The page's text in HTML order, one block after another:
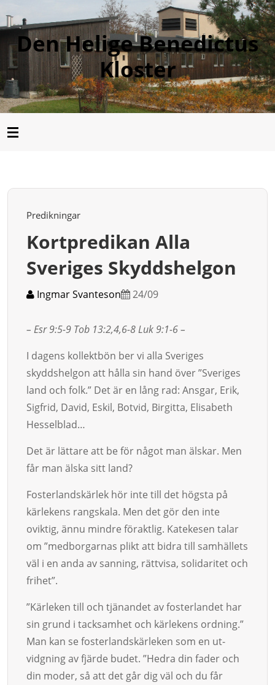
Den Helige Benedictus
Kloster
Predikningar
Kortpredikan Alla
Sveriges Skyddshelgon
Ingmar Svanteson 24/09
– Esr 9:5-9 Tob 13:2,4,6-8 Luk 9:1-6 –
I dagens kollektbön ber vi alla Sveriges
skyddshelgon att hål­la sin hand över ”Sveriges
land och folk.” Det är en lång rad: Ansgar, Erik,
Sigfrid, David, Eskil, Botvid, Birgitta, Elisabeth
Hesselblad…
Det är lättare att be för något man älskar. Men
får man älska sitt land?
Foster­lands­kär­lek hör inte till det högsta på
kärlekens rang­skala. Men det gör den inte
oviktig, ännu mindre föraktlig. Katekesen talar
om ”medborgarnas plikt att bidra till samhäl­lets
väl i en anda av san­ning, rättvisa, solidaritet och
frihet”.
”Kär­leken till och tjänandet av fosterlandet har
sin grund i tacksamhet och kärle­kens ordning.”
Man kan se fosterlandskärle­ken som en ut­
vidgning av fjärde budet. ”Hedra din fader och
din moder, så att det går dig väl och du får